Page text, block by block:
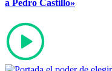
a Pedro Castillo»